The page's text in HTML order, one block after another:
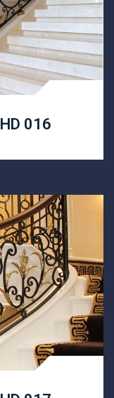
Lan Can Cầu Thang HD 016